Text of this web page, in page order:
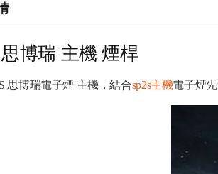
思博瑞 主機 煙桿
思博瑞電子煙 主機，結合sp2s主機電子煙